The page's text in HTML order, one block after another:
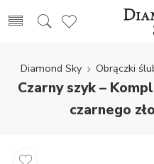
Diamond Sky Obrączki
Czarny szyk –
czarnego